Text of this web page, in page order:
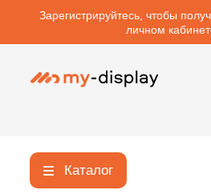
Зарегистрируйтесь, чтобы
личном
Каталог